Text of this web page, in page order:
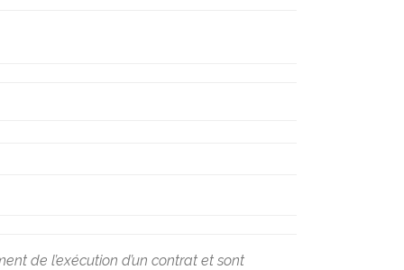
de l’exécution d’un contrat et sont